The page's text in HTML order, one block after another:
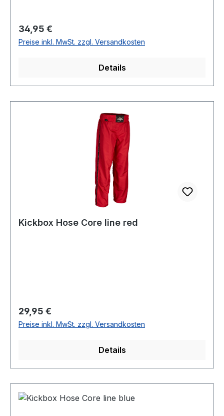
Regulärer Preis:
34,95 €
Preise inkl. MwSt. zzgl. Versandkosten
Details
Kickbox Hose Core line red
Regulärer Preis:
29,95 €
Preise inkl. MwSt. zzgl. Versandkosten
Details